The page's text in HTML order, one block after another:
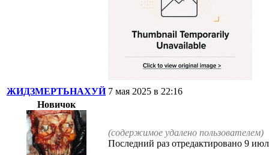
ЖИДЗМЕРТЬНАХУЙ 7 мая 2025 в 22:16
Новичок
(содержимое удалено пользователем)
Последний раз отредактировано 9